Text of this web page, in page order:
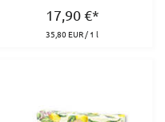
17,90€*
35,80 EUR / 1 l